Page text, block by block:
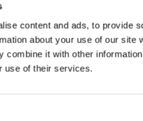
content and ads, to provide
about your use of our site
combine it with other
use of their services.
Stängt
10:00 – 16:30